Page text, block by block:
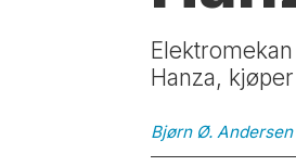
Hanza,
Bjørn Ø. Andersen